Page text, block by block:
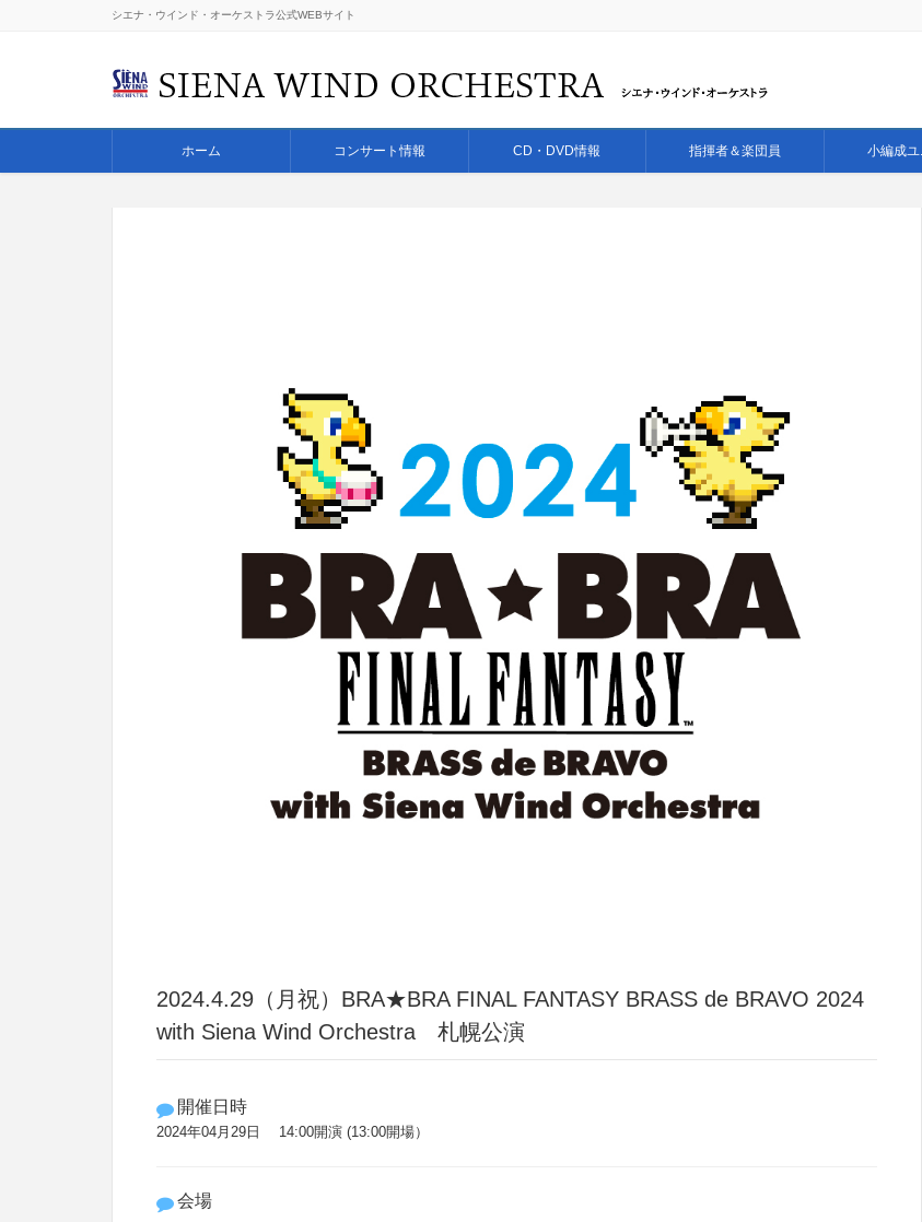
シエナ・ウインド・オーケストラ公式WEBサイト
ホーム コンサート情報 CD・DVD情報 指揮者＆楽団員 小編成ユ
2024.4.29（月祝）BRA★BRA FINAL FANTASY BRASS de BRAVO 2024
with Siena Wind Orchestra 札幌公演
開催日時
2024年04月29日 14:00開演 (13:00開場）
会場